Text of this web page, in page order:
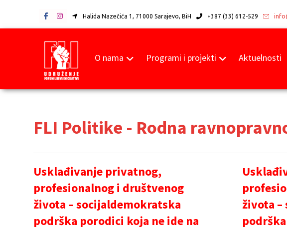
Halida Nazečića 1, 71000 Sarajevo, BiH +387 (33) 612-529
O nama Programi i projekti Aktuelnosti
FLI Politike - Rodna
Usklađivanje privatnog,
profesionalnog i društvenog
života – socijaldemokratska
podrška porodici koja ne ide na
života